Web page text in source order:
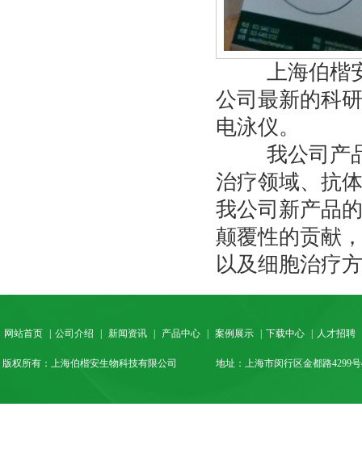
上海伯楷安
公司最新的科
电泳仪。
我公司产品
治疗领域、抗
我公司新产品
颠覆性的贡献
以及细胞治疗
网站首页 公司介绍 新闻资讯 产品中心 案例展示 下载中心 人才招聘
版权所有：上海伯楷安生物科技有限公司 地址：上海市闵行区金都路4299